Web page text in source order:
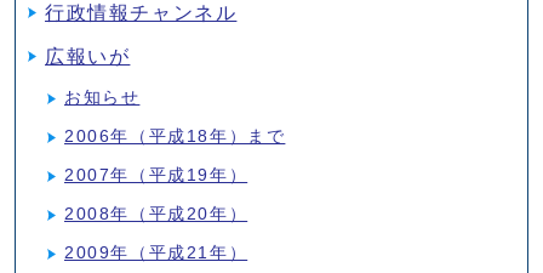
行政情報チャンネル
広報いが
お知らせ
2006年（平成18年）まで
2007年（平成19年）
2008年（平成20年）
2009年（平成21年）